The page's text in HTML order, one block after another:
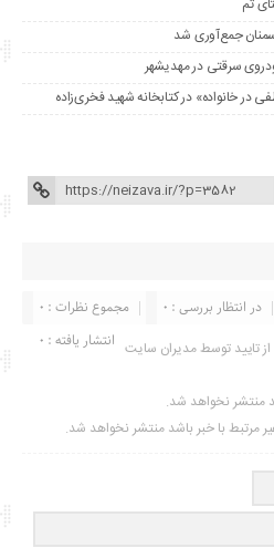
در خانواده» در کتابخانه شهید فخری‌زاده
مجموع نظرات : 0
در انتظار بررسی : 0
انتشار یافته : ۰ تایید توسط مدیران سایت
منتشر نخواهد شد.
مرتبط با خبر باشد منتشر نخواهد شد.